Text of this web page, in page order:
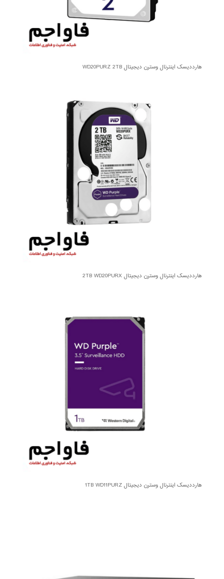
هارددیسک اینترنال وسترن دیجیتال WD20PURZ 2TB
هارددیسک اینترنال وسترن دیجیتال 2TB WD20PURX
هارددیسک اینترنال وسترن دیجیتال 1TB WD11PURZ